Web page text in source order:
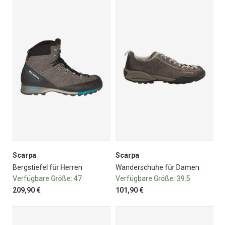
Scarpa
Bergstiefel für Herren
Verfügbare Größe: 47
209,90 €
Scarpa
Wanderschuhe für Damen
Verfügbare Größe: 39.5
101,90 €